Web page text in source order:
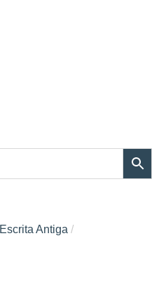
Escrita Antiga /